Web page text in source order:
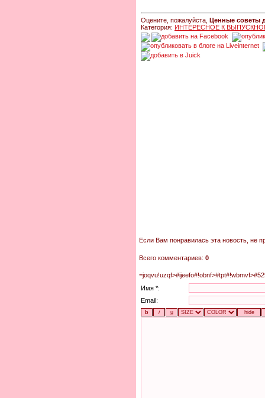
Оцените, пожалуйста,
Ценные советы
Категория: ИНТЕРЕСНОЕ К
Если Вам понравилась эта новость, не
Всего комментариев: 0
Имя *:
Email: